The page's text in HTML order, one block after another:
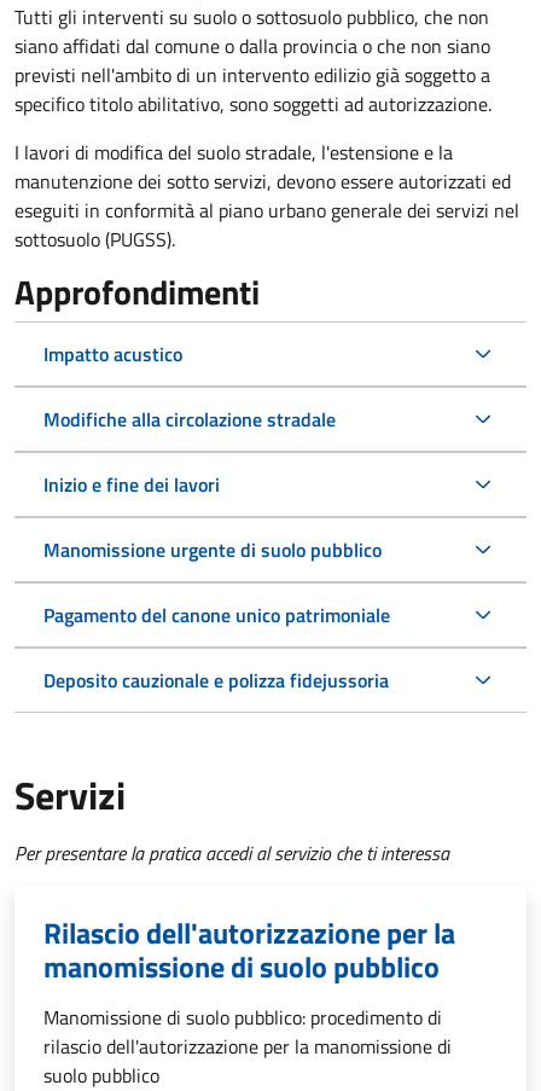
Tutti gli interventi su suolo o sottosuolo pubblico, che non
siano affidati dal comune o dalla provincia o che non siano
previsti nell'ambito di un intervento edilizio già soggetto a
specifico titolo abilitativo, sono soggetti adautorizzazione.
I lavori di modifica del suolo stradale, l'estensione e la
manutenzione dei sotto servizi, devono essere autorizzati ed
eseguiti in conformità al piano urbano generale dei servizi nel
sottosuolo (PUGSS).
Approfondimenti
Impatto acustico
Modifiche alla circolazione stradale
Inizio e fine dei lavori
Manomissione urgente di suolo pubblico
Pagamento del canone unico patrimoniale
Deposito cauzionale e polizza fidejussoria
Servizi
Per presentare la pratica accedi al servizio che ti interessa
Rilascio dell'autorizzazione per la
manomissione di suolo pubblico
Manomissione di suolo pubblico: procedimento di
rilascio dell'autorizzazione per la manomissione di
suolo pubblico